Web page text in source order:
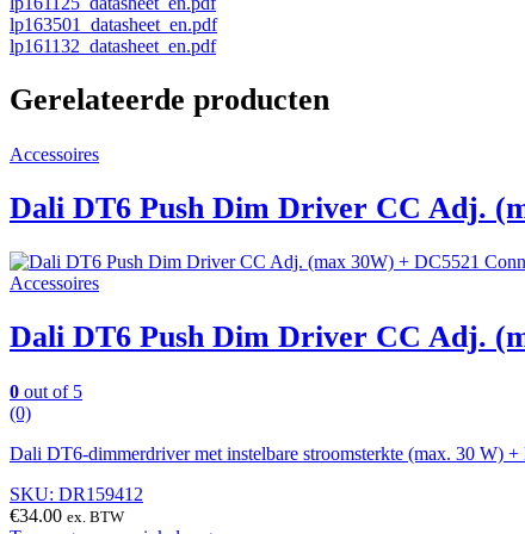
lp163501_datasheet_en.pdf
lp161132_datasheet_en.pdf
Gerelateerde producten
Accessoires
Dali DT6 Push Dim Driver CC Adj.
Accessoires
Dali DT6 Push Dim Driver CC Adj.
0 out of 5
(0)
Dali DT6-dimmerdriver met instelbare stroomsterkte (max. 30 W)
SKU: DR159412
€34.00 ex. BTW